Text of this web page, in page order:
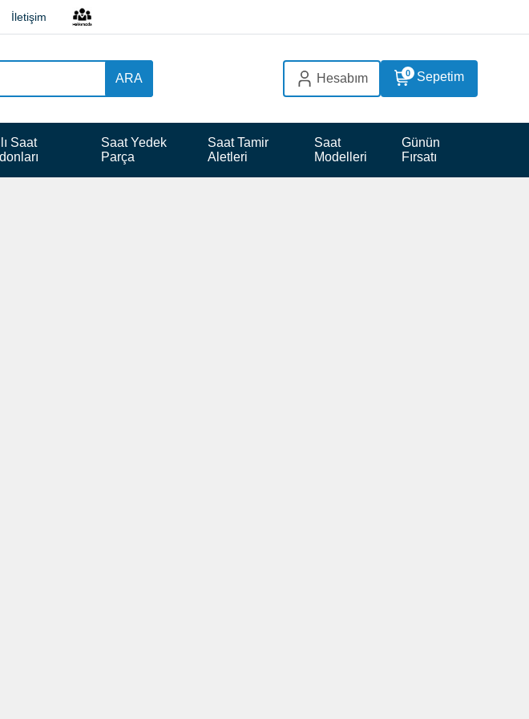
İletişim
ARA Hesabım 0 Sepetim
Saat
Saat Yedek
Parça
Saat Tamir
Aletleri
Saat
Modelleri
Günün
Fırsatı